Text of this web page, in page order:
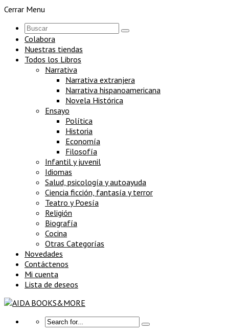
Cerrar Menu
Colabora
Nuestras tiendas
Todos los Libros
Narrativa
Narrativa extranjera
Narrativa hispanoamericana
Novela Histórica
Ensayo
Política
Historia
Economía
Filosofía
Infantil y juvenil
Idiomas
Salud, psicología y autoayuda
Ciencia ficción, fantasía y terror
Teatro y Poesía
Religión
Biografía
Cocina
Otras Categorías
Novedades
Contáctenos
Mi cuenta
Lista de deseos